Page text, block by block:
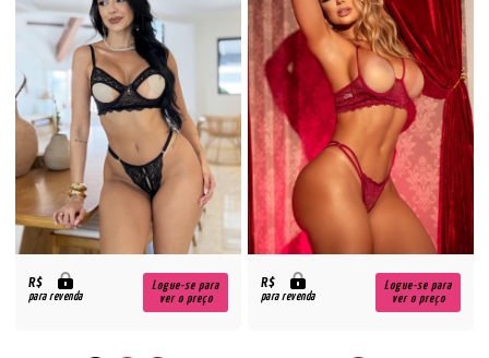
R$
para revenda
Logue-se para
ver o preço
R$
para revenda
Logue-se para
ver o preço